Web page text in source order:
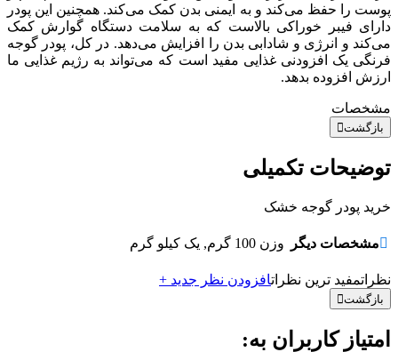
پوست را حفظ می‌کند و به ایمنی بدن کمک می‌کند. همچنین این پودر
دارای فیبر خوراکی بالاست که به سلامت دستگاه گوارش کمک
می‌کند و انرژی و شادابی بدن را افزایش می‌دهد. در کل، پودر گوجه
فرنگی یک افزودنی غذایی مفید است که می‌تواند به رژیم غذایی ما
ارزش افزوده بدهد.
مشخصات
بازگشت
توضیحات تکمیلی
خرید پودر گوجه خشک
مشخصات دیگر وزن 100 گرم, یک کیلو گرم
نظراتمفید ترین نظراتافزودن نظر جدید +
بازگشت
امتیاز کاربران به: